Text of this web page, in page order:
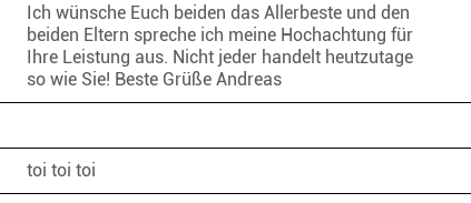
Ich wünsche Euch beiden das Allerbeste und den
beiden Eltern spreche ich meine Hochachtung für
Ihre Leistung aus. Nicht jeder handelt heutzutage
so wie Sie! Beste Grüße Andreas
toi toi toi